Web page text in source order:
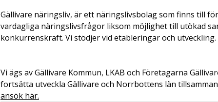
Gällivare näringsliv, är ett näringslivsbolag som finns till
vardagliga näringslivsfrågor liksom möjlighet till utökad
konkurrenskraft. Vi stödjer vid etableringar och utveckling.
Vi ägs av Gällivare Kommun, LKAB och Företagarna
fortsätta utveckla Gällivare och Norrbottens län
ansök här.